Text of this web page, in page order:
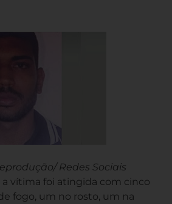
Redes Sociais
a vítima foi atingida com cinco
fogo, um no rosto, um na